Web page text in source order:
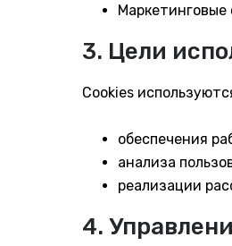
Маркетинговые
3. Цели
Cookies
обеспечения
анализа
реализации
4.